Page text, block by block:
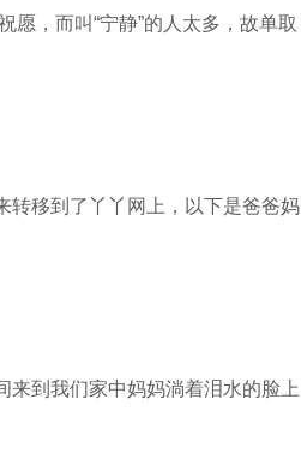
愿，而叫“宁静”的人太多，故单取
转移到了丫丫网上，以下是爸爸妈
来到我们家中妈妈淌着泪水的脸上